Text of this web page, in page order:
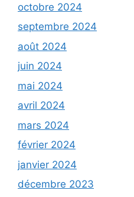
octobre 2024
septembre 2024
août 2024
juin 2024
mai 2024
avril 2024
mars 2024
février 2024
janvier 2024
décembre 2023